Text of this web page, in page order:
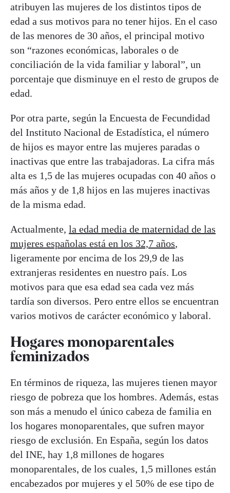
atribuyen las mujeres de los distintos tipos de
edad a sus motivos para no tener hijos. En el caso
de las menores de 30 años, el principal motivo
son “razones económicas, laborales o de
conciliación de la vida familiar y laboral”, un
porcentaje que disminuye en el resto de grupos de
edad.
Por otra parte, según la Encuesta de Fecundidad
del Instituto Nacional de Estadística, el número
de hijos es mayor entre las mujeres paradas o
inactivas que entre las trabajadoras. La cifra más
alta es 1,5 de las mujeres ocupadas con 40 años o
más años y de 1,8 hijos en las mujeres inactivas
de la misma edad.
Actualmente, la edad media de maternidad de las
mujeres españolas está en los 32,7 años,
ligeramente por encima de los 29,9 de las
extranjeras residentes en nuestro país. Los
motivos para que esa edad sea cada vez más
tardía son diversos. Pero entre ellos se encuentran
varios motivos de carácter económico y laboral.
Hogares monoparentales
feminizados
En términos de riqueza, las mujeres tienen mayor
riesgo de pobreza que los hombres. Además, estas
son más a menudo el único cabeza de familia en
los hogares monoparentales, que sufren mayor
riesgo de exclusión. En España, según los datos
del INE, hay 1,8 millones de hogares
monoparentales, de los cuales, 1,5 millones están
encabezados por mujeres y el 50% de ese tipo de